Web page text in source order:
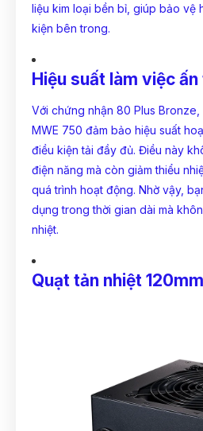
liệu kim loại bền bỉ, giúp bảo vệ
kiện bên trong.
Hiệu suất làm việc
Với chứng nhận 80 Plus
MWE 750 đảm bảo hiệu suất
điều kiện tải đầy đủ. Điều này
điện năng mà còn giảm thiểu
quá trình hoạt động. Nhờ vậy,
dụng trong thời gian dài mà
nhiệt.
Quạt tản nhiệt